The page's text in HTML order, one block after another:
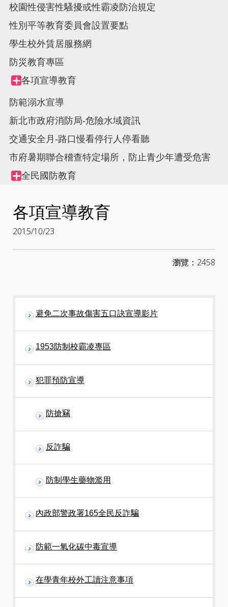
校園性侵害性騷擾或性霸凌防治規定
性別平等教育委員會設置要點
學生校外賃居服務網
防災教育專區
Collapse
node
各項宣導教育
防範溺水宣導
新北市政府消防局-危險水域資訊
交通安全月-路口慢看停行人停看聽
市府暑期聯合稽查特定場所，防止青少年遭受危害
Collapse
全民國防教育
各項宣導教育
2015/10/23
瀏覽：2458
避免二次事故傷害五口訣宣導影片
1953防制校霸凌專區
犯罪預防宣導
防搶竊
反詐騙
防制學生藥物濫用
內政部警政署165全民反詐騙
防範一氧化碳中毒宣導
在學青年校外工讀注意事項